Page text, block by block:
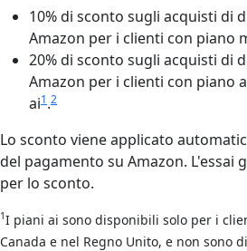
10% di sconto sugli acquisti di
Amazon per i clienti con piano
20% di sconto sugli acquisti di
Amazon per i clienti con piano
ai1.2
Lo sconto viene applicato
del pagamento su Amazon. L'essai
per lo sconto.
1I piani ai sono disponibili solo per i
Canada e nel Regno Unito, e non sono